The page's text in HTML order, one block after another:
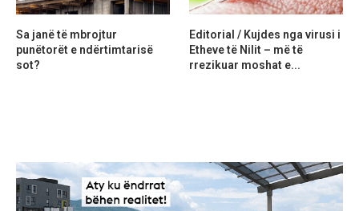
Sa janë të mbrojtur
punëtorët e ndërtimtarisë
sot?
Editorial / Kujdes nga virusi i
Etheve të Nilit – më të
rrezikuar moshat e...